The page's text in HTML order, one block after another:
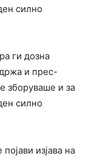
силно
ги дозна
и прес-
зборуваше и за
силно
изјава на